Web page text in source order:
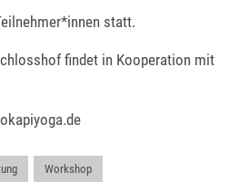
statt.
findet in Kooperation mit
Workshop